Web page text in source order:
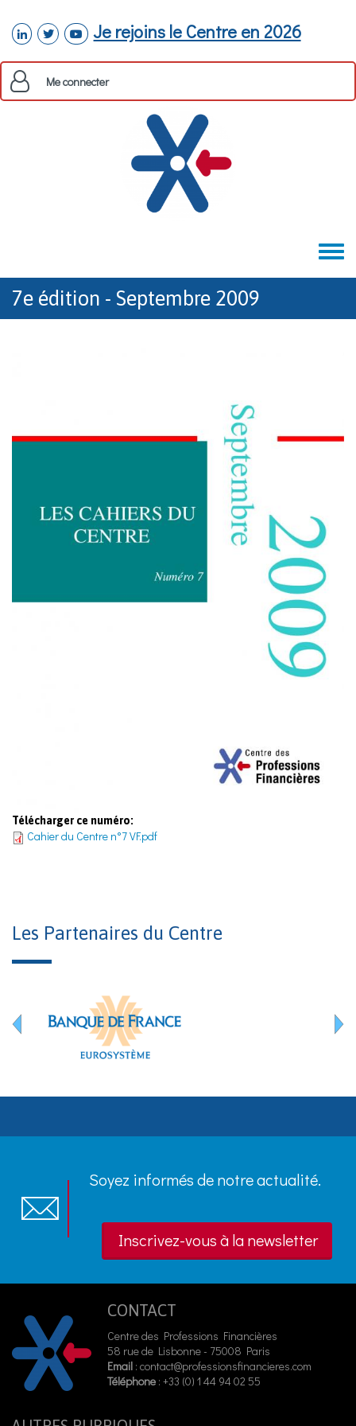
linkedintwitteryoutube
Je rejoins le Centre en 2026
Me connecter
Toggle
7e édition - Septembre 2009
Télécharger ce numéro:
Cahier du Centre n°7 VF.pdf
Les Partenaires du Centre
Soyez informés de notre actualité.
Inscrivez-vous à la newsletter
CONTACT
Centre des Professions Financières
58 rue de Lisbonne - 75008 Paris
Email : contact@professionsfinancieres.com
Téléphone : +33 (0) 1 44 94 02 55